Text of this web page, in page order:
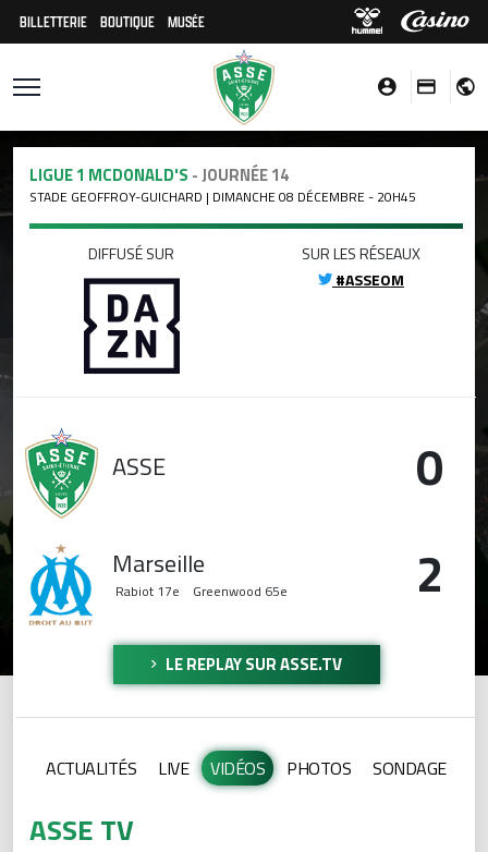
BILLETTERIE BOUTIQUE MUSÉE
LIGUE 1 MCDONALD'S - JOURNÉE 14
STADE GEOFFROY-GUICHARD | DIMANCHE 08 DÉCEMBRE - 20H45
DIFFUSÉ SUR
SUR LES RÉSEAUX
#ASSEOM
ASSE 0
Marseille
Rabiot 17e Greenwood 65e 2
LE REPLAY SUR ASSE.TV
ACTUALITÉS LIVE VIDÉOS PHOTOS SONDAGE
ASSE TV